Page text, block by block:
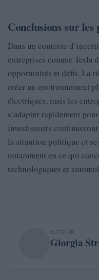
Conclusions sur les
Dans un contexte
entreprises comme Tesla
opportunités et défis. La
créer un environnement
électriques, mais les
s’adapter rapidement
investisseurs
la situation politique et
notamment en ce qui
technologiques et
.
AUTEUR
Giorgia